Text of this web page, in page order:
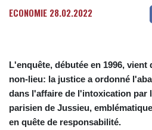
ECONOMIE 28.02.2022
L'enquête, débutée en 1996,
non-lieu: la justice a ordonné
dans l'affaire de l'intoxication par
parisien de Jussieu,
en quête de responsabilité.